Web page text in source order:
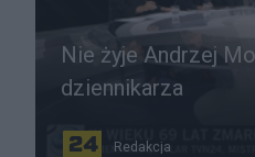
Nie żyje Andrzej
dziennikarza
Redakcja